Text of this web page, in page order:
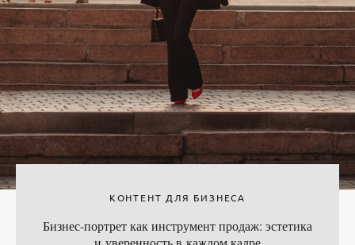
КОНТЕНТ ДЛЯ БИЗНЕСА
Бизнес-портрет как инструмент продаж: эстетика